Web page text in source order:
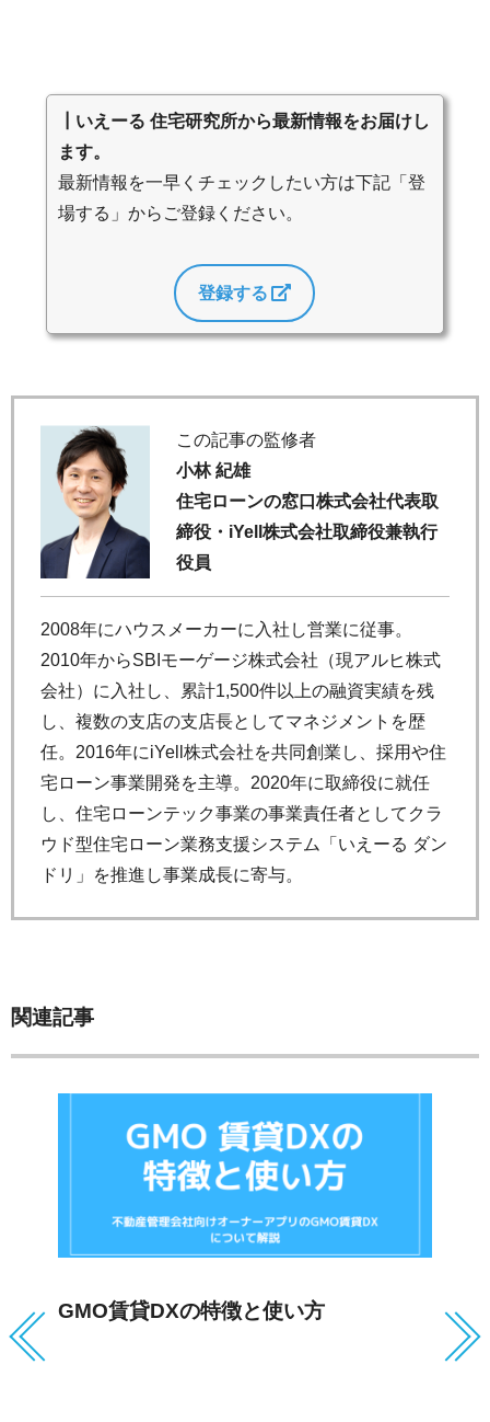
┃いえーる 住宅研究所から最新情報をお届けし
ます。
最新情報を一早くチェックしたい方は下記「登
場する」からご登録ください。
登録する
この記事の監修者
小林 紀雄
住宅ローンの窓口株式会社代表取
締役・iYell株式会社取締役兼執行
役員
2008年にハウスメーカーに入社し営業に従事。
2010年からSBIモーゲージ株式会社（現アルヒ株式
会社）に入社し、累計1,500件以上の融資実績を残
し、複数の支店の支店長としてマネジメントを歴
任。2016年にiYell株式会社を共同創業し、採用や住
宅ローン事業開発を主導。2020年に取締役に就任
し、住宅ローンテック事業の事業責任者としてクラ
ウド型住宅ローン業務支援システム「いえーる ダン
ドリ」を推進し事業成長に寄与。
関連記事
GMO賃貸DXの特徴と使い方